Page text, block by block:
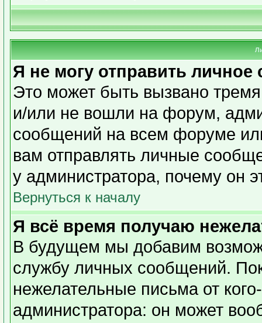
Я не могу отправить
Это может быть вызвано
и/или не вошли на форум,
сообщений на всем форуме
вам отправлять личные
у администратора, почему он
Вернуться к началу
Я всё время получаю
В будущем мы добавим
службу личных сообщений.
нежелательные письма от
администратора: он может